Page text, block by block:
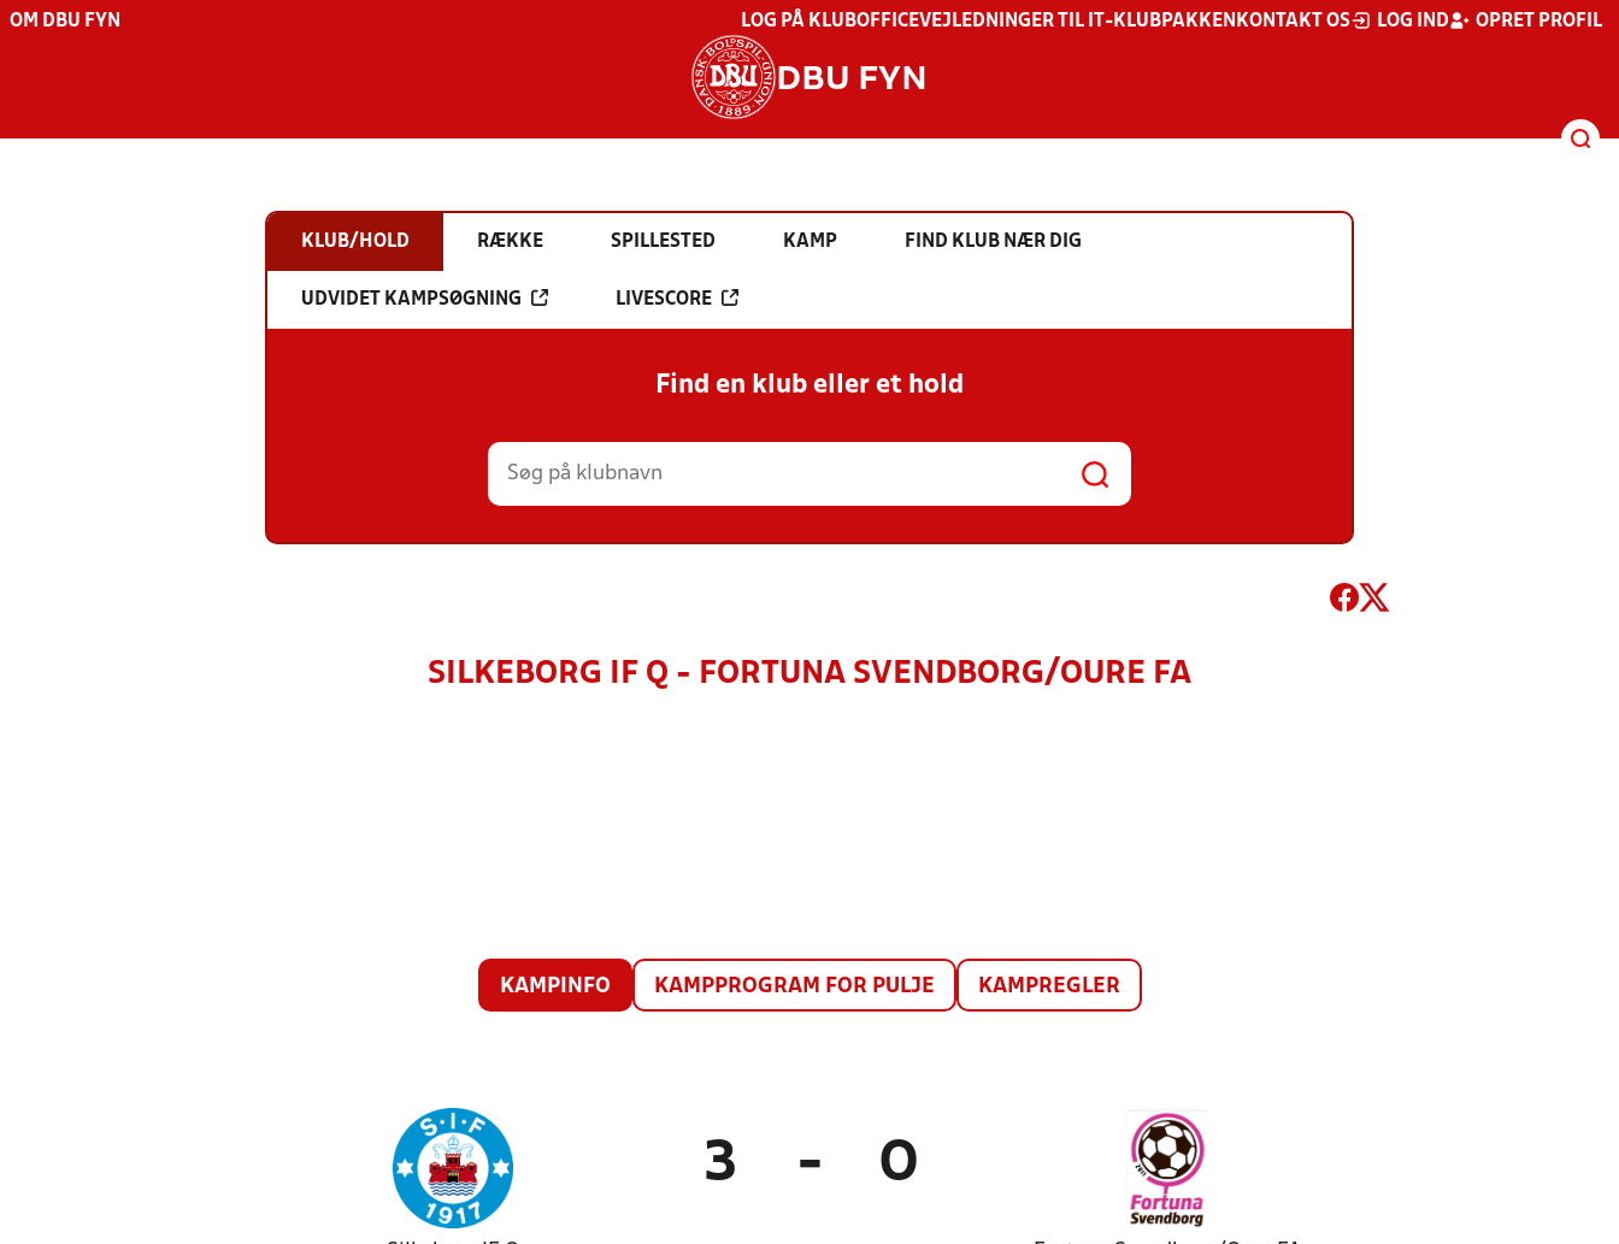
OM DBU FYN LOG PÅ KLUBOFFICEVEJLEDNINGER TIL IT-KLUBPAKKEN KONTAKT OS LOG IND OPRET PROFIL
DBU FYN
KLUB/HOLD RÆKKE SPILLESTED KAMP FIND KLUB NÆR DIG
UDVIDET KAMPSØGNING LIVESCORE
Find en klub eller et hold
SILKEBORG IF Q - FORTUNA SVENDBORG/OURE FA
KAMPINFO KAMPPROGRAM FOR PULJE KAMPREGLER
3 - 0